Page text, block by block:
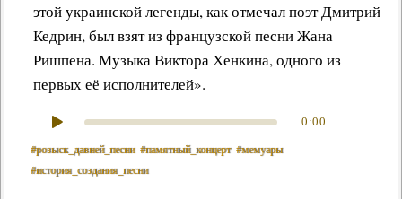
этой украинской легенды, как отмечал поэт Дмитрий
Кедрин, был взят из французской песни Жана
Ришпена. Музыка Виктора Хенкина, одного из
первых её исполнителей».
0:00
#розыск_давней_песни #памятный_концерт #мемуары
#история_создания_песни